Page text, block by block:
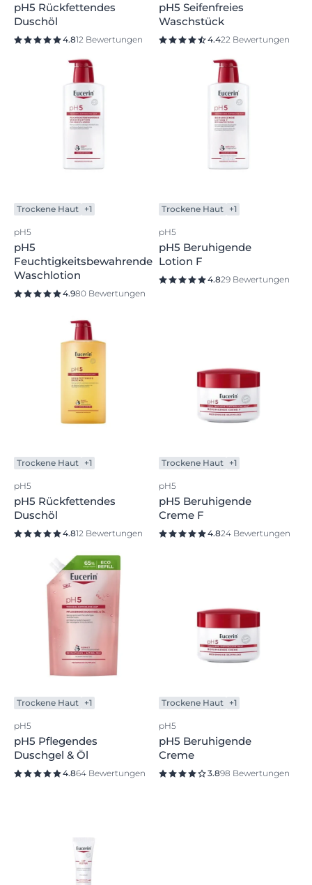
pH5 Rückfettendes
Duschöl
4.812 Bewertungen
pH5 Seifenfreies
Waschstück
4.422 Bewertungen
Trockene Haut +1
pH5
pH5
Feuchtigkeitsbewahrende
Waschlotion
4.980 Bewertungen
Trockene Haut +1
pH5
pH5 Beruhigende
Lotion F
4.829 Bewertungen
Trockene Haut +1
pH5
pH5 Rückfettendes
Duschöl
4.812 Bewertungen
Trockene Haut +1
pH5
pH5 Beruhigende
Creme F
4.824 Bewertungen
Trockene Haut +1
pH5
pH5 Pflegendes
Duschgel & Öl
4.864 Bewertungen
Trockene Haut +1
pH5
pH5 Beruhigende
Creme
3.898 Bewertungen